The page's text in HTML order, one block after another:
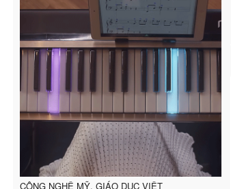
CÔNG NGHỆ MỸ, GIÁO DỤC VIỆT